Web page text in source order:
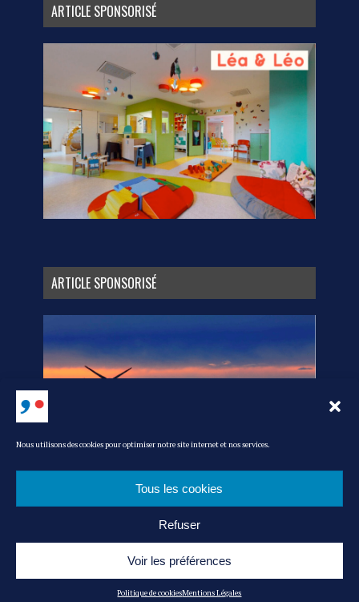
Nous utilisons des cookies pour optimiser notre site internet et nos services.
Tous les cookies
Refuser
Voir les préférences
Politique de cookiesMentions Légales
ARTICLE SPONSORISÉ
ARTICLE SPONSORISÉ
MEDIA KIT L’ÉQUIPE CONTACT
POLITIQUE DE COOKIES
ADMIN
© MAG’ IN FRANCE : LE MAGAZINE DU CONSOMMER FRANÇAIS -|- RÉALISATION
: AKN-STUDIO.COM